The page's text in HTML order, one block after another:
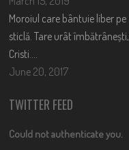
Moroiul care bântuie liber pe
sticlă. Tare urât îmbătrânești,
Cristi….
June 20, 2017
TWITTER FEED
Could not authenticate you.